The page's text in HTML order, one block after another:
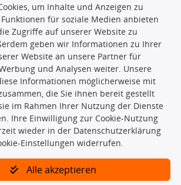
insbesondere die gesamte Datenbank dürfen
Daten oder die gesamte Datenbank ohne
TecDoc zu vervielfältigen, zu verbreiten
durch Dritte ausführen zu lassen. Ein
über unseren Onlineshop identifizierte Ersatzteil
um Inhalte und Anzeigen zu
für soziale Medien anbieten
Zugriffe auf unserer Website zu
geben wir Informationen zu Ihrer
Website an unsere Partner für
und Analysen weiter. Unsere
Informationen möglicherweise mit
die Sie ihnen bereit gestellt
im Rahmen Ihrer Nutzung der Dienste
Ihre Einwilligung zur Cookie-Nutzung
wieder in der Datenschutzerklärung
Einstellungen widerrufen.
Alle akzeptieren